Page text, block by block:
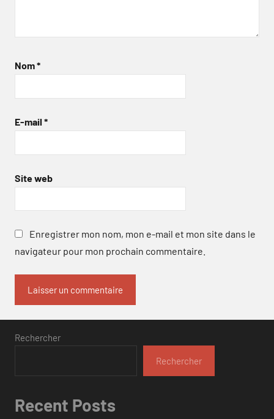
Nom*
E-mail *
Site web
Enregistrer mon nom, mon e-mail et mon site dans le
navigateur pour mon prochain commentaire.
Rechercher
Rechercher
Recent Posts